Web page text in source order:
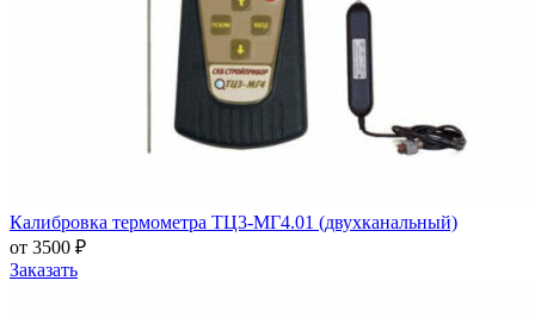
Калибровка термометра ТЦ3-МГ4.01 (двухканальный)
от 3500 ₽
Заказать